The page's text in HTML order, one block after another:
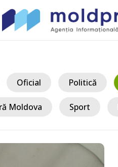
Oficial Politică
Moldova Sport